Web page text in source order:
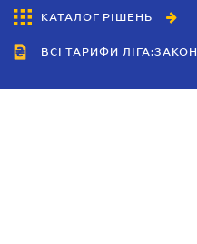
КАТАЛОГ РІШЕНЬ
ВСІ ТАРИФИ ЛІГА:ЗАКОН